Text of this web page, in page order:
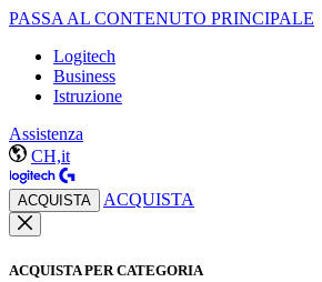
PASSA AL CONTENUTO PRINCIPALE
Logitech
Business
Istruzione
Assistenza
CH,it
ACQUISTA ACQUISTA
ACQUISTA PER CATEGORIA